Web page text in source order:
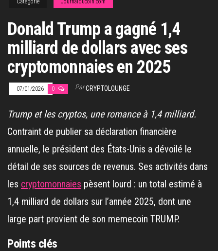
Catégorie Journalducoin.com
Donald Trump a gagné 1,4
milliard de dollars avec ses
cryptomonnaies en 2025
07/01/2026 0 ParCRYPTOLOUNGE
Trump et les cryptos, une romance à 1,4 milliard.
Contraint de publier sa déclaration financière
annuelle, le président des États-Unis a dévoilé le
détail de ses sources de revenus. Ses activités dans
les cryptomonnaies pèsent lourd : un total estimé à
1,4 milliard de dollars sur l’année 2025, dont une
large part provient de son memecoin TRUMP.
Points clés